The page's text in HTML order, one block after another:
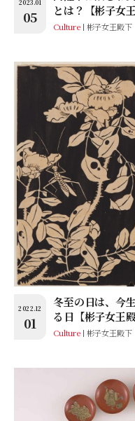
2023.01
05
とは？【彬子女
Culture 彬子女王殿下
2022.12
01
冬至の日は、今
る日【彬子女王
Culture 彬子女王殿下